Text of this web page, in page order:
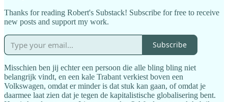
Thanks for reading Robert's Substack! Subscribe for free to receive
new posts and support my work.
Subscribe
Misschien ben jij echter een persoon die alle bling bling niet
belangrijk vindt, en een kale Trabant verkiest boven een
Volkswagen, omdat er minder is dat stuk kan gaan, of omdat je
daarmee laat zien dat je tegen de kapitalistische globalisering bent.